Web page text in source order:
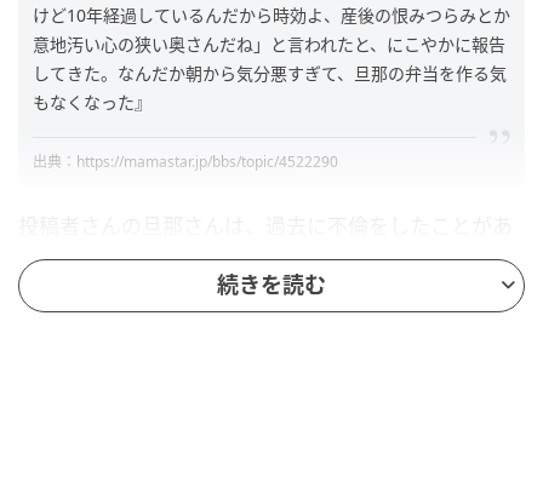
けど10年経過しているんだから時効よ、産後の恨みつらみとか
意地汚い心の狭い奥さんだね」と言われたと、にこやかに報告
してきた。なんだか朝から気分悪すぎて、旦那の弁当を作る気
もなくなった』
出典：https://mamastar.jp/bbs/topic/4522290
るようですね。それを旦那さんが職場のおばさまたち
に話したところ、投稿者さんのことを「意地汚い心の
続きを読む